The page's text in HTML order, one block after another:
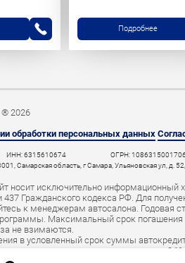
Подробнее
® 2026
обработки персональных данных
ИНН: 6315610674 ОГРН: 1086315001706
Самарская область, г Самара, Ульяновская ул, д.
носит исключительно информационный
Гражданского кодекса РФ. Для
к менеджерам автосалона. Годовая
Максимальный срок
не взимаются.
в условленный срок суммы
просрочку платежа в среднем размере